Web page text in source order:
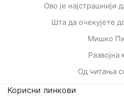
Ово је најстрашнији
Шта да очекујете
Мишко
Развојна
Од читања
Корисни линкови